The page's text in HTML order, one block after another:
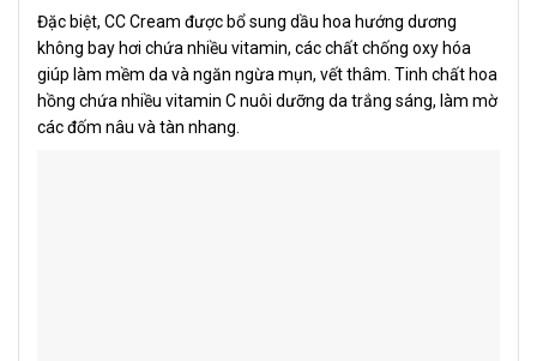
Đặc biệt, CC Cream được bổ sung dầu hoa hướng dương
không bay hơi chứa nhiều vitamin, các chất chống oxy hóa
giúp làm mềm da và ngăn ngừa mụn, vết thâm. Tinh chất hoa
hồng chứa nhiều vitamin C nuôi dưỡng da trắng sáng, làm mờ
các đốm nâu và tàn nhang.